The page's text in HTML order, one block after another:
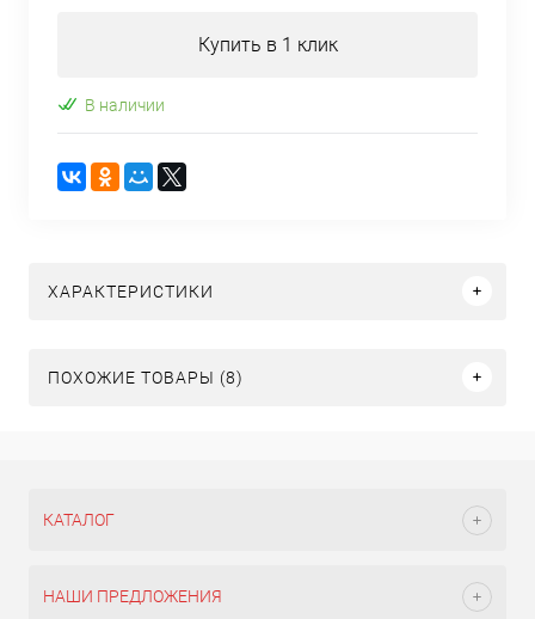
Купить в 1 клик
В наличии
ХАРАКТЕРИСТИКИ
ПОХОЖИЕ ТОВАРЫ (8)
КАТАЛОГ
НАШИ ПРЕДЛОЖЕНИЯ